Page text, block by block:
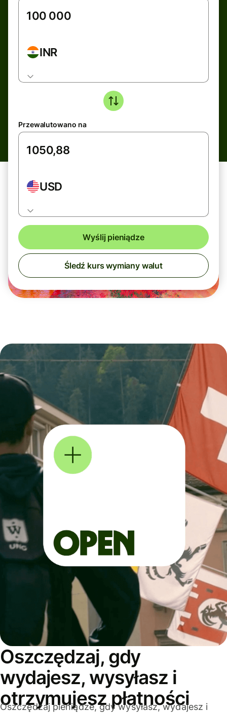
INR
Przewalutowano na
USD
Wyślij pieniądze
Śledź kurs wymiany walut
Oszczędzaj, gdy
wydajesz, wysyłasz i
otrzymujesz płatności
Oszczędzaj pieniądze, gdy wysyłasz, wydajesz i